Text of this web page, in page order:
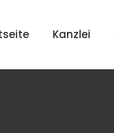
Kanzlei